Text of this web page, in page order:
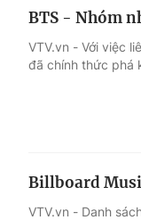
BTS - Nhóm
VTV.vn - Với việc
đã chính thức phá
Billboard
VTV.vn - Danh